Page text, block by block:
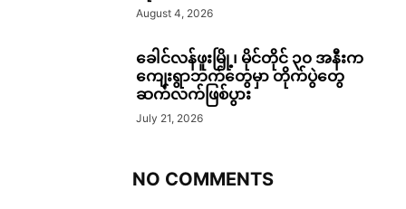
August 4, 2026
ခေါင်လန်ဖူးမြို့၊ မိုင်တိုင် ၃၀ အနီးက
ကျေးရွာဘက်တွေမှာ တိုက်ပွဲတွေ
ဆက်လက်ဖြစ်ပွား
July 21, 2026
NO COMMENTS